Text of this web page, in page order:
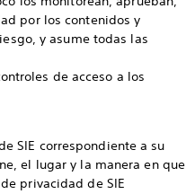
por los contenidos y
y asume todas las
de acceso a los
SIE correspondiente a su
el lugar y la manera en que
privacidad de SIE